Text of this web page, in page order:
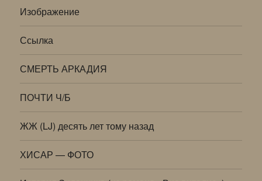
Изображение
Ссылка
СМЕРТЬ АРКАДИЯ
ПОЧТИ Ч/Б
ЖЖ (LJ) десять лет тому назад
ХИСАР — ФОТО